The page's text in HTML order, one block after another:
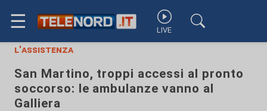
☰ LIVE
l'assistenza
San Martino, troppi accessi al pronto
soccorso: le ambulanze vanno al
Galliera